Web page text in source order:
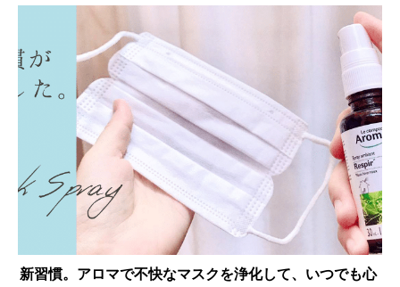
き掃除に使用すればクリーンになります。万能なので、
新習慣。アロマで不快なマスクを浄化して、いつでも心